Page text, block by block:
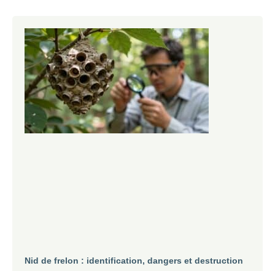
Nid de frelon : identification, dangers et destruction